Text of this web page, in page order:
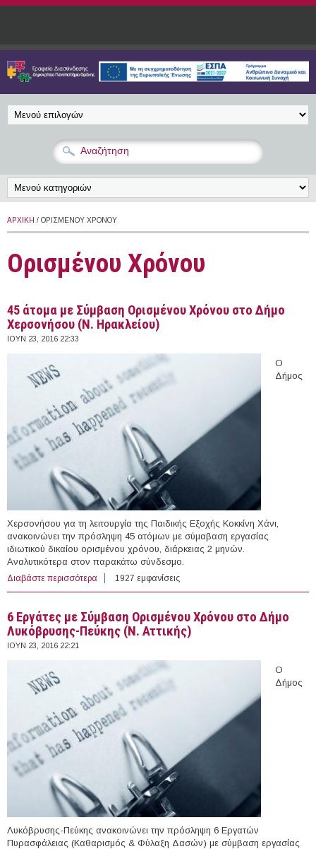
Παράκαμψη προς το κυρίως περιεχόμενο
ΑΡΧΙΚΉ / ΟΡΙΣΜΈΝΟΥ ΧΡΌΝΟΥ
Ορισμένου Χρόνου
45 άτομα με Σύμβαση Ορισμένου Χρόνου στο Δήμο
Χερσονήσου (Ν. Ηρακλείου)
ΙΟΥΝ 23, 2016 22:33
Ο
Δήμος
Χερσονήσου για τη λειτουργία της Παιδικής Εξοχής Κοκκίνη Χάνι,
ανακοινώνει την πρόσληψη 45 ατόμων με σύμαβαση εργασίας
ιδιωτικού δικαίου ορισμένου χρόνου, διάρκειας 2 μηνών.
Αναλυτικότερα στον παρακάτω σύνδεσμο.
Διαβάστε περισσότερα για 45 άτομα με Σύμβαση Ορισμένου Χρόνου στο Δήμο
Χερσονήσου (Ν. Ηρακλείου)
1927 εμφανίσεις
6 Eργάτες με Σύμβαση Ορισμένου Χρόνου στο Δήμο
Λυκόβρυσης-Πεύκης (Ν. Αττικής)
ΙΟΥΝ 23, 2016 22:21
Ο
Δήμος
Λυκόβρυσης-Πεύκης ανακοινώνει την πρόσληψη 6 Εργατών
Πυρασφάλειας (Καθαρισμός & Φύλαξη Δασών) με σύμβαση εργασίας